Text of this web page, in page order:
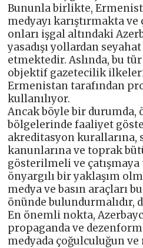
Bununla birlikte,
medyayı karıştırmakta
onları işgal altındaki
yasadışı yollardan
etmektedir. Aslında, bu
objektif gazetecilik
Ermenistan tarafından
kullanılıyor.
Ancak böyle bir durumda,
bölgelerinde faaliyet
akreditasyon kurallarına,
kanunlarına ve toprak
gösterilmeli ve çatışmaya
önyargılı bir yaklaşım
medya ve basın araçları
önünde bulundurmalıdır,
En önemli nokta,
propaganda ve
medyada çoğulculuğun ve